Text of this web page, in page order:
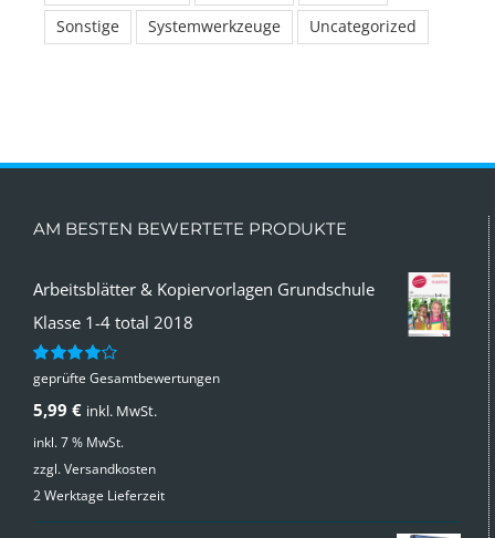
Sonstige
Systemwerkzeuge Uncategorized
AM BESTEN BEWERTETE PRODUKTE
Arbeitsblätter & Kopiervorlagen Grundschule
Klasse 1-4 total 2018
Bewertet
von 5
geprüfte Gesamtbewertungen
5,99 € inkl. MwSt.
inkl. 7 % MwSt.
zzgl.Versandkosten
2 Werktage Lieferzeit